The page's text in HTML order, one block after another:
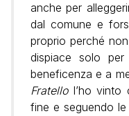
anche per
dal comune e
proprio perché
dispiace solo
beneficenza e a
Fratellol’ho vinto
fine e seguendo le